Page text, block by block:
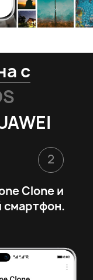
с
Clone и
смартфон.
2